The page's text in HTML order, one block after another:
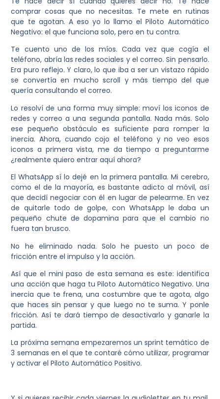
comprar cosas que no necesitas. Te mete en rutinas
que te agotan. A eso yo lo llamoel Piloto Automático
Negativo: el que funciona solo, pero en tu contra.
Te cuento uno de los míos. Cada vez que cogía el
teléfono, abría las redes sociales y el correo. Sin pensarlo.
Era puro reflejo. Y claro, lo que iba a ser un vistazo rápido
se convertía en mucho scroll y más tiempo del que
quería consultando el correo.
Lo resolví de una forma muy simple: moví los iconos de
redes y correo a una segunda pantalla. Nada más. Solo
ese pequeño obstáculo es suficiente para romper la
inercia. Ahora, cuando cojo el teléfono y no veo esos
iconos a primera vista, me da tiempo a preguntarme
¿realmente quiero entrar aquí ahora?
El WhatsApp sí lo dejé en la primera pantalla. Mi cerebro,
como el de la mayoría, es bastante adicto al móvil, así
que decidí negociar con él en lugar de pelearme. En vez
de quitarle todo de golpe, con WhatsApp le daba un
pequeño chute de dopamina para que el cambio no
fuera tan brusco.
No he eliminado nada. Solo he puesto un poco de
fricción entre el impulso y la acción.
Así que el mini paso de esta semana es este: identifica
una acción que haga tu Piloto Automático Negativo. Una
inercia que te frena, una costumbre que te agota, algo
que haces sin pensar y que luego no te suma. Y ponle
fricción. Así te dará tiempo de desactivarlo y ganarle la
partida.
La próxima semana empezaremos un sprint temático de
3 semanas en el que te contaré cómo utilizar, programar
y activar elPiloto Automático Positivo.